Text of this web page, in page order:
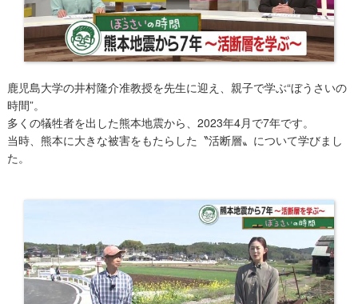
鹿児島大学の井村隆介准教授を先生に迎え、親子で学ぶ“ぼうさいの
時間”。
多くの犠牲者を出した熊本地震から、2023年4月で7年です。
当時、熊本に大きな被害をもたらした〝活断層〟について学びまし
た。